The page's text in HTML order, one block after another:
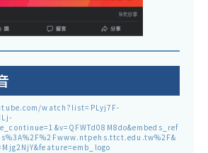
watch?list=PLyj7F-